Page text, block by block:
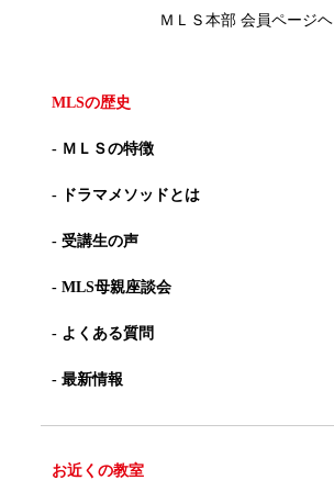
ＭＬＳ本部 会員ページヘ
MLSの歴史
- ＭＬＳの特徴
- ドラマメソッドとは
- 受講生の声
- MLS母親座談会
- よくある質問
- 最新情報
お近くの教室